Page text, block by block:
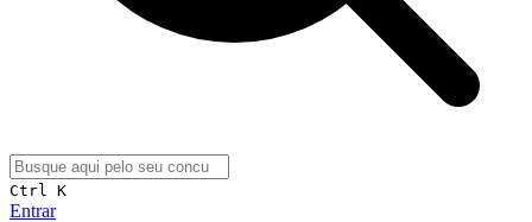
Ctrl K
Entrar